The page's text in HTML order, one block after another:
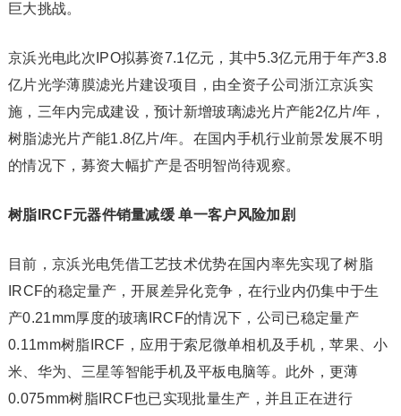
巨大挑战。
京浜光电此次IPO拟募资7.1亿元，其中5.3亿元用于年产3.8
亿片光学薄膜滤光片建设项目，由全资子公司浙江京浜实
施，三年内完成建设，预计新增玻璃滤光片产能2亿片/年，
树脂滤光片产能1.8亿片/年。在国内手机行业前景发展不明
的情况下，募资大幅扩产是否明智尚待观察。
树脂IRCF元器件销量减缓 单一客户风险加剧
目前，京浜光电凭借工艺技术优势在国内率先实现了树脂
IRCF的稳定量产，开展差异化竞争，在行业内仍集中于生
产0.21mm厚度的玻璃IRCF的情况下，公司已稳定量产
0.11mm树脂IRCF，应用于索尼微单相机及手机，苹果、小
米、华为、三星等智能手机及平板电脑等。此外，更薄
0.075mm树脂IRCF也已实现批量生产，并且正在进行